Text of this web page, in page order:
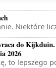
Niektóre
do
2026
to lepszego